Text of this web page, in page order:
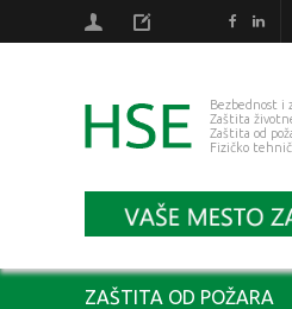
Bezbednost i
Zaštita
Zaštita od
Fizičko
ZAŠTITA OD POŽARA